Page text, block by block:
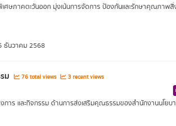
ษภาคตะวันออก มุ่งเน้นการจัดการ ป้องกันและรักษาคุณภาพสิ่
ธันวาคม 2568
ม 76 total views 3 recent views
งการ และกิจกรรม ด้านการส่งเสริมคุณธรรมของสำนักงานนโย